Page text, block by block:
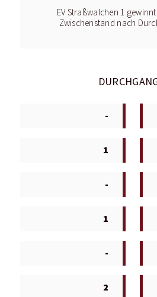
EV Straßwalchen 1
Zwischenstand nach
-
1
-
1
-
2